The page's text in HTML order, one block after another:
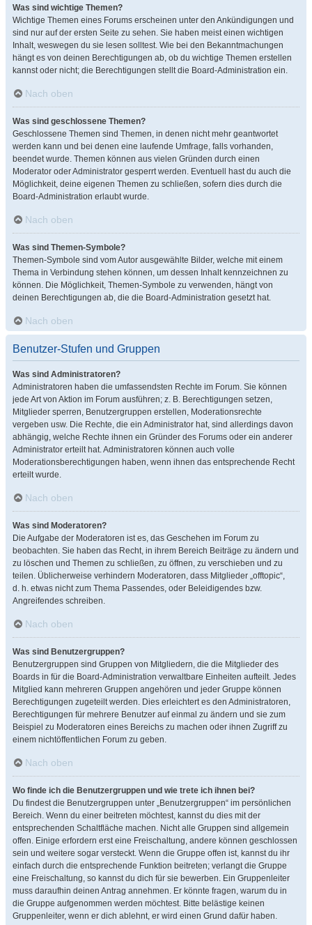
Was sind wichtige Themen?
Wichtige Themen eines Forums erscheinen unter den Ankündigungen und
sind nur auf der ersten Seite zu sehen. Sie haben meist einen wichtigen
Inhalt, weswegen du sie lesen solltest. Wie bei den Bekanntmachungen
hängt es von deinen Berechtigungen ab, ob du wichtige Themen erstellen
kannst oder nicht; die Berechtigungen stellt die Board-Administration ein.
Nach oben
Was sind geschlossene Themen?
Geschlossene Themen sind Themen, in denen nicht mehr geantwortet
werden kann und bei denen eine laufende Umfrage, falls vorhanden,
beendet wurde. Themen können aus vielen Gründen durch einen
Moderator oder Administrator gesperrt werden. Eventuell hast du auch die
Möglichkeit, deine eigenen Themen zu schließen, sofern dies durch die
Board-Administration erlaubt wurde.
Nach oben
Was sind Themen-Symbole?
Themen-Symbole sind vom Autor ausgewählte Bilder, welche mit einem
Thema in Verbindung stehen können, um dessen Inhalt kennzeichnen zu
können. Die Möglichkeit, Themen-Symbole zu verwenden, hängt von
deinen Berechtigungen ab, die die Board-Administration gesetzt hat.
Nach oben
Benutzer-Stufen und Gruppen
Was sind Administratoren?
Administratoren haben die umfassendsten Rechte im Forum. Sie können
jede Art von Aktion im Forum ausführen; z. B. Berechtigungen setzen,
Mitglieder sperren, Benutzergruppen erstellen, Moderationsrechte
vergeben usw. Die Rechte, die ein Administrator hat, sind allerdings davon
abhängig, welche Rechte ihnen ein Gründer des Forums oder ein anderer
Administrator erteilt hat. Administratoren können auch volle
Moderationsberechtigungen haben, wenn ihnen das entsprechende Recht
erteilt wurde.
Nach oben
Was sind Moderatoren?
Die Aufgabe der Moderatoren ist es, das Geschehen im Forum zu
beobachten. Sie haben das Recht, in ihrem Bereich Beiträge zu ändern und
zu löschen und Themen zu schließen, zu öffnen, zu verschieben und zu
teilen. Üblicherweise verhindern Moderatoren, dass Mitglieder „offtopic“,
d. h. etwas nicht zum Thema Passendes, oder Beleidigendes bzw.
Angreifendes schreiben.
Nach oben
Was sind Benutzergruppen?
Benutzergruppen sind Gruppen von Mitgliedern, die die Mitglieder des
Boards in für die Board-Administration verwaltbare Einheiten aufteilt. Jedes
Mitglied kann mehreren Gruppen angehören und jeder Gruppe können
Berechtigungen zugeteilt werden. Dies erleichtert es den Administratoren,
Berechtigungen für mehrere Benutzer auf einmal zu ändern und sie zum
Beispiel zu Moderatoren eines Bereichs zu machen oder ihnen Zugriff zu
einem nichtöffentlichen Forum zu geben.
Nach oben
Wo finde ich die Benutzergruppen und wie trete ich ihnen bei?
Du findest die Benutzergruppen unter „Benutzergruppen“ im persönlichen
Bereich. Wenn du einer beitreten möchtest, kannst du dies mit der
entsprechenden Schaltfläche machen. Nicht alle Gruppen sind allgemein
offen. Einige erfordern erst eine Freischaltung, andere können geschlossen
sein und weitere sogar versteckt. Wenn die Gruppe offen ist, kannst du ihr
einfach durch die entsprechende Funktion beitreten; verlangt die Gruppe
eine Freischaltung, so kannst du dich für sie bewerben. Ein Gruppenleiter
muss daraufhin deinen Antrag annehmen. Er könnte fragen, warum du in
die Gruppe aufgenommen werden möchtest. Bitte belästige keinen
Gruppenleiter, wenn er dich ablehnt, er wird einen Grund dafür haben.